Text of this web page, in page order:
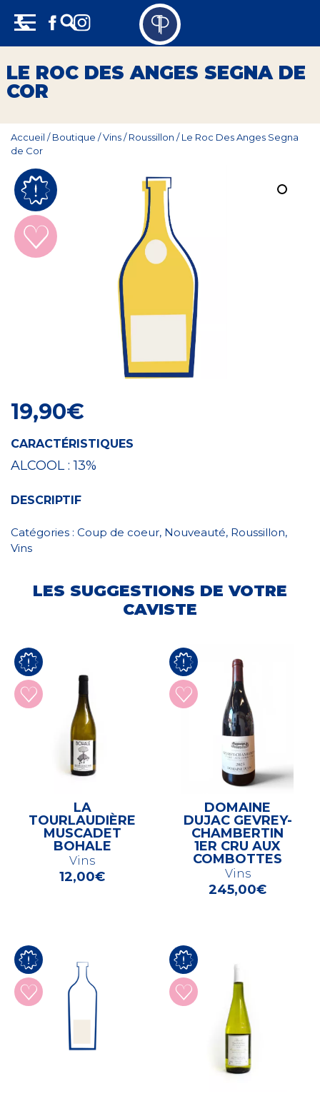
content
LE ROC DES ANGES SEGNA DE
COR
Accueil /Boutique /Vins/Roussillon /Le Roc Des Anges Segna
de Cor
19,90€
CARACTÉRISTIQUES
ALCOOL :13%
DESCRIPTIF
Catégories : Coup de coeur, Nouveauté, Roussillon,
Vins
LES SUGGESTIONS DE VOTRE
CAVISTE
LA
TOURLAUDIÈRE
MUSCADET
BOHALE
Vins
12,00€
DOMAINE
DUJAC GEVREY-
CHAMBERTIN
1ER CRU AUX
COMBOTTES
Vins
245,00€
Champagne
Whisky
Armagnac
Spiritueux
Panneau de gestion des cookies